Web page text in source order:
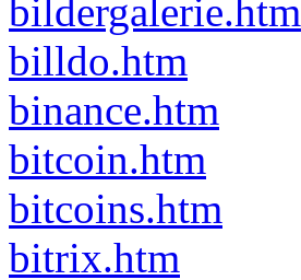
bildergalerie.htm
billdo.htm
binance.htm
bitcoin.htm
bitcoins.htm
bitrix.htm